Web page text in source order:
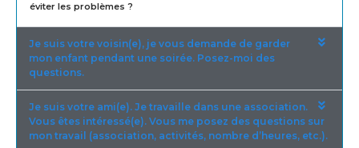
éviter les problèmes ?
Je suis votre voisin(e), je vous demande de garder
mon enfant pendant une soirée. Posez-moi des
questions.
Je suis votre ami(e). Je travaille dans une association.
Vous êtes intéressé(e). Vous me posez des questions sur
mon travail (association, activités, nombre d’heures, etc.).